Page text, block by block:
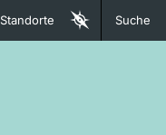
Standorte Suche